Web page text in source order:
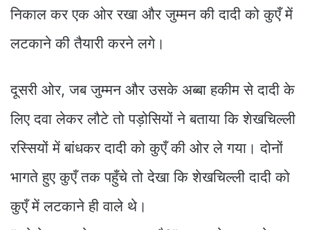
निकाल कर एक ओर रखा और जुम्मन की दादी को कुएँ में
लटकाने की तैयारी करने लगे।
दूसरी ओर, जब जुम्मन और उसके अब्बा हकीम से दादी के
लिए दवा लेकर लौटे तो पड़ोसियों ने बताया कि शेखचिल्ली
रस्सियों में बांधकर दादी को कुएँ की ओर ले गया। दोनों
भागते हुए कुएँ तक पहुँचे तो देखा कि शेखचिल्ली दादी को
कुएँ में लटकाने ही वाले थे।